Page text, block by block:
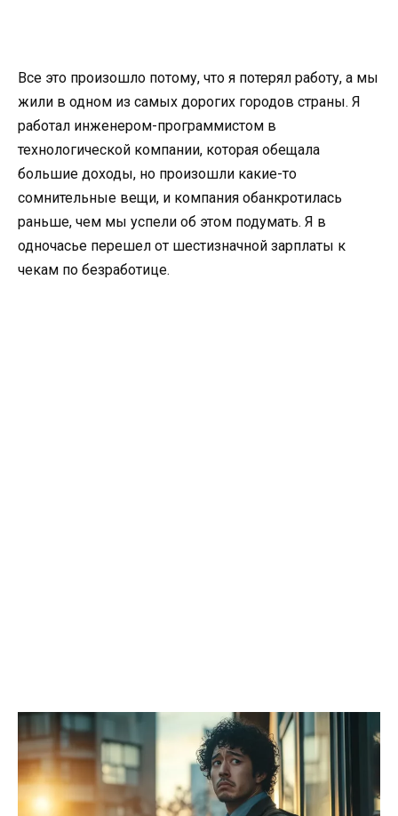
Все это произошло потому, что я потерял работу, а мы
жили в одном из самых дорогих городов страны. Я
работал инженером-программистом в
технологической компании, которая обещала
большие доходы, но произошли какие-то
сомнительные вещи, и компания обанкротилась
раньше, чем мы успели об этом подумать. Я в
одночасье перешел от шестизначной зарплаты к
чекам по безработице.